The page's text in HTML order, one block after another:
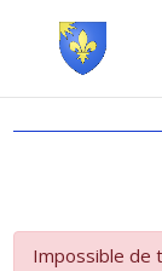
Impossible de